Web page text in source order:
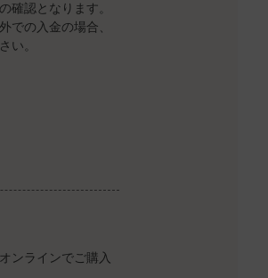
確認となります。
での入金の場合、
い。
ンラインでご購入